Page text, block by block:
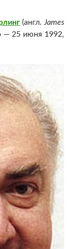
(англ. James
— 25 июня 1992,